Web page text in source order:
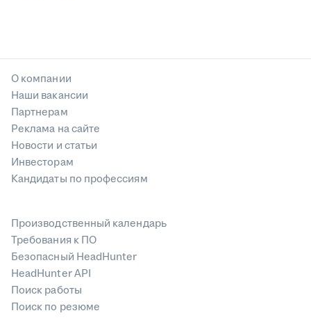
О компании
Наши вакансии
Партнерам
Реклама на сайте
Новости и статьи
Инвесторам
Кандидаты по профессиям
Производственный календарь
Требования к ПО
Безопасный HeadHunter
HeadHunter API
Поиск работы
Поиск по резюме